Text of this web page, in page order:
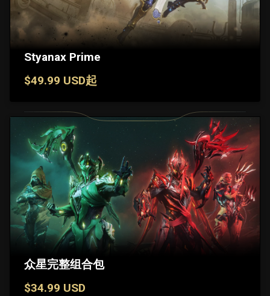
Styanax Prime
$49.99 USD起
众星完整组合包
$34.99 USD